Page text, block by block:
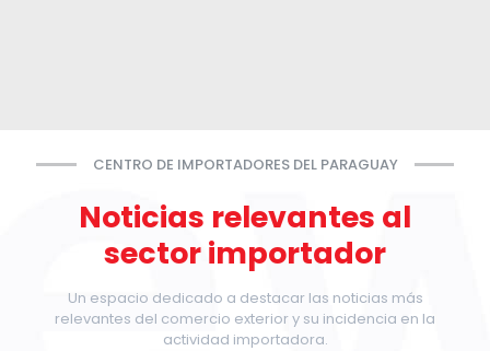
CENTRO DE IMPORTADORES DEL PARAGUAY
Noticias relevantes al
sector importador
Un espacio dedicado a destacar las noticias más
relevantes del comercio exterior y su incidencia en la
actividad importadora.